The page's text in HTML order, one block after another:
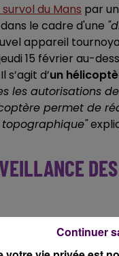
du Mans par
le cadre d'une
appareil
15 février au-
d’un
les autorisations
permet de
utilise des
l'état de ses
Continuer